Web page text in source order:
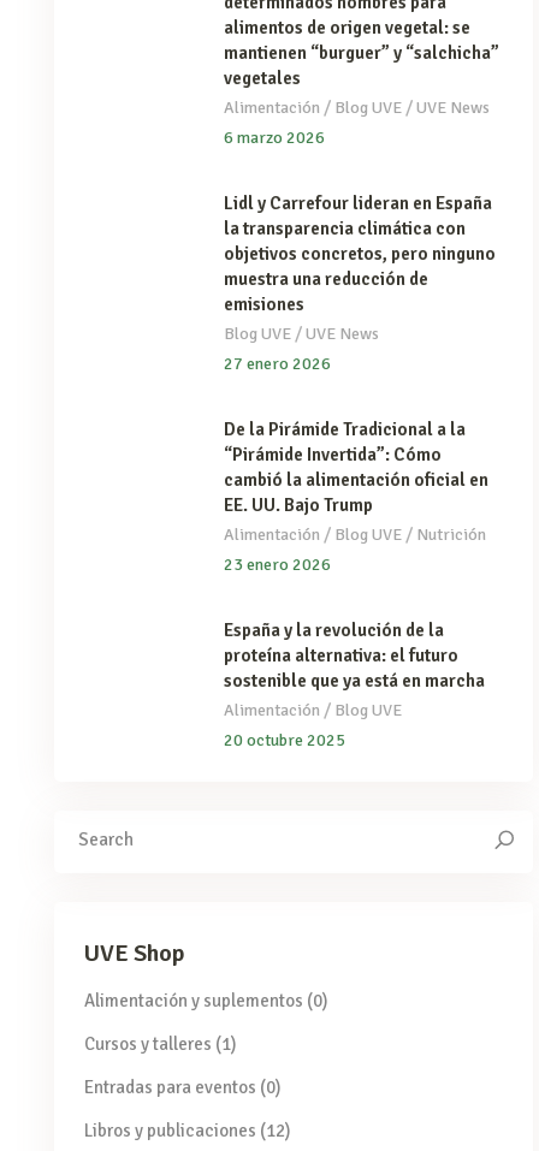
alimentos de origen vegetal: se
mantienen “burguer” y “salchicha”
vegetales
Alimentación / Blog UVE/UVE News
6 marzo 2026
Lidl y Carrefour lideran en España
la transparencia climática con
objetivos concretos, pero ninguno
muestra una reducción de
emisiones
Blog UVE/UVE News
27 enero 2026
De la Pirámide Tradicional a la
“Pirámide Invertida”: Cómo
cambió la alimentación oficial en
EE. UU. Bajo Trump
Alimentación / Blog UVE/ Nutrición
23 enero 2026
España y la revolución de la
proteína alternativa: el futuro
sostenible que ya está en marcha
Alimentación / Blog UVE
20 octubre 2025
UVE Shop
Alimentación y suplementos (0)
Cursos y talleres (1)
Entradas para eventos (0)
Libros y publicaciones (12)